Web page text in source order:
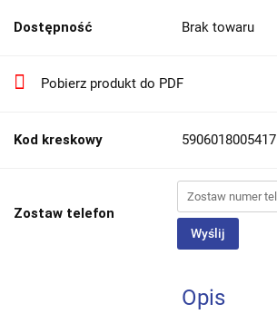
Dostępność Brak towaru
Pobierz produkt do PDF
Kod kreskowy 5906018005417
Zostaw telefon
Wyślij
Opis